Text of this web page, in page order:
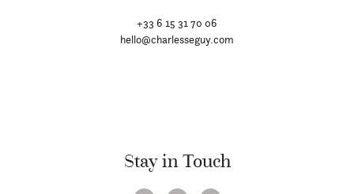
+33 6 15 31 70 06
hello@charlesseguy.com
Stay in Touch